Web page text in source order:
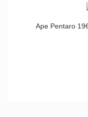
Ape Pentaro